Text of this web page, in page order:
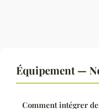
Équipement —
Comment intégrer